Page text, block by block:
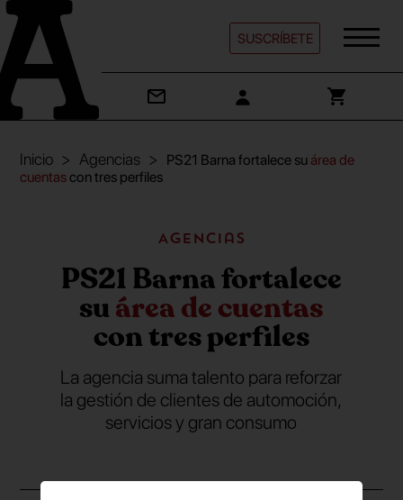
SUSCRÍBETE
Inicio Agencias PS21 Barna fortalece su área de
cuentas con tres perfiles
Agencias
PS21 Barna fortalece
suárea de cuentas
con tres perfiles
La agencia suma talento para reforzar
la gestión de clientes de automoción,
servicios y gran consumo